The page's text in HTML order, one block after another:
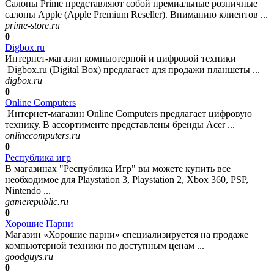
Салоны Prime представляют собой премиальные розничные
салоны Apple (Apple Premium Reseller). Вниманию клиентов ...
prime-store.ru
0
Digbox.ru
Интернет-магазин компьютерной и цифровой техники
Digbox.ru (Digital Box) предлагает для продажи планшеты ...
digbox.ru
0
Online Computers
Интернет-магазин Online Computers предлагает цифровую
технику. В ассортименте представлены бренды Acer ...
onlinecomputers.ru
0
Республика игр
В магазинах "Республика Игр" вы можете купить все
необходимое для Playstation 3, Playstation 2, Xbox 360, PSP,
Nintendo ...
gamerepublic.ru
0
Хорошие Парни
Магазин «Хорошие парни» специализируется на продаже
компьютерной техники по доступным ценам ...
goodguys.ru
0